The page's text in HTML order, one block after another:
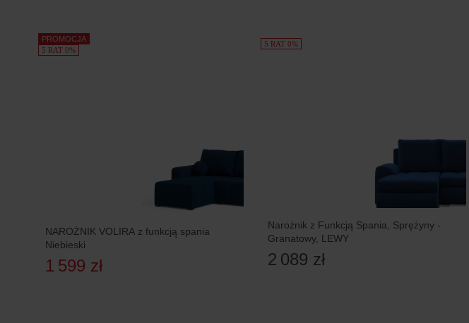
PROMOCJA
5 RAT 0%
NAROŻNIK VOLIRA z funkcją spania
Niebieski
1 599 zł
5 RAT 0%
Narożnik z Funkcją Spania, Sprężyny -
Granatowy, LEWY
2 089 zł